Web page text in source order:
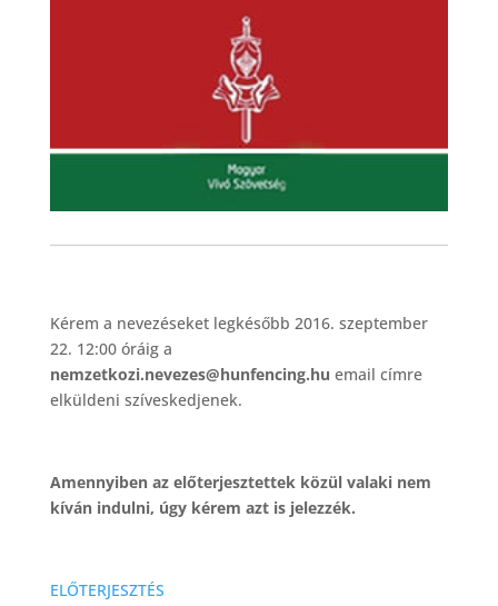
Kérem a nevezéseket legkésőbb 2016. szeptember
22. 12:00 óráig a
nemzetkozi.nevezes@hunfencing.hu email címre
elküldeni szíveskedjenek.
Amennyiben az előterjesztettek közül valaki nem
kíván indulni, úgy kérem azt is jelezzék.
ELŐTERJESZTÉS